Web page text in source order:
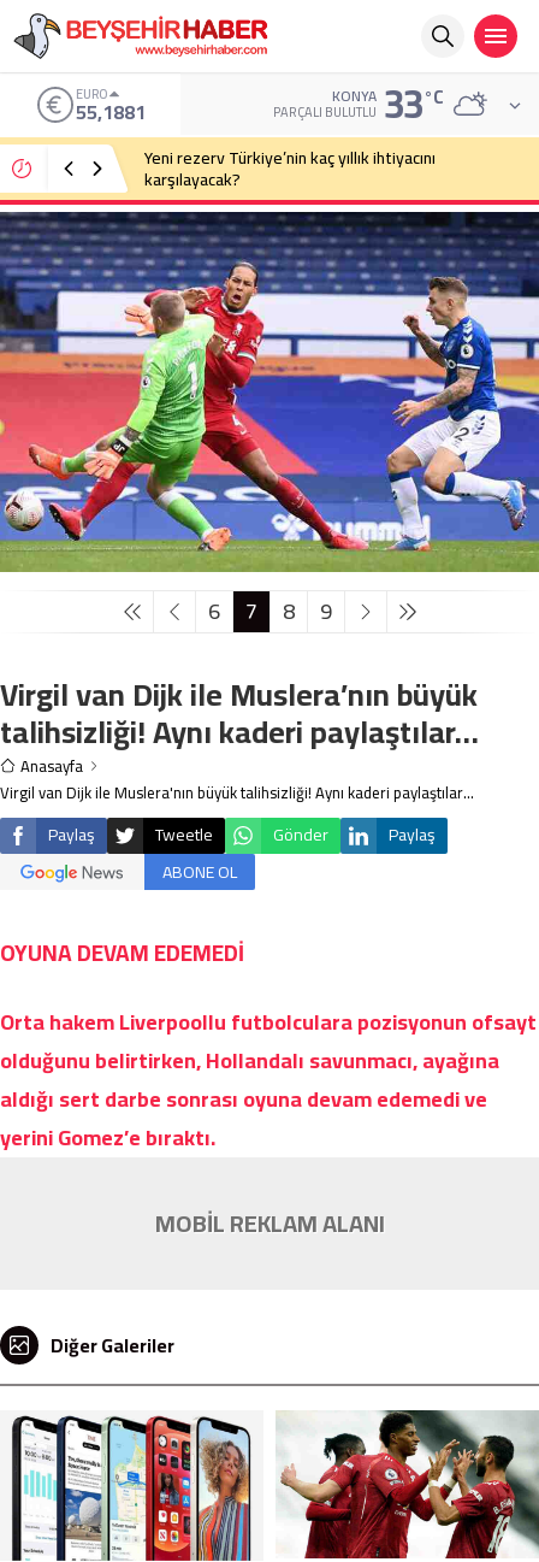
EURO
55,1881 KONYA
PARÇALI BULUTLU 33°C
Yeni rezerv Türkiye’nin kaç yıllık ihtiyacını
karşılayacak?
6 7 8 9
Virgil van Dijk ile Muslera’nın büyük
talihsizliği! Aynı kaderi paylaştılar…
Anasayfa
Virgil van Dijk ile Muslera'nın büyük talihsizliği! Aynı kaderi paylaştılar...
Paylaş Tweetle Gönder
Paylaş
ABONE OL
OYUNA DEVAM EDEMEDİ
Orta hakem Liverpoollu futbolculara pozisyonun ofsayt
olduğunu belirtirken, Hollandalı savunmacı, ayağına
aldığı sert darbe sonrası oyuna devam edemedi ve
yerini Gomez’e bıraktı.
MOBİL REKLAM ALANI
Diğer Galeriler